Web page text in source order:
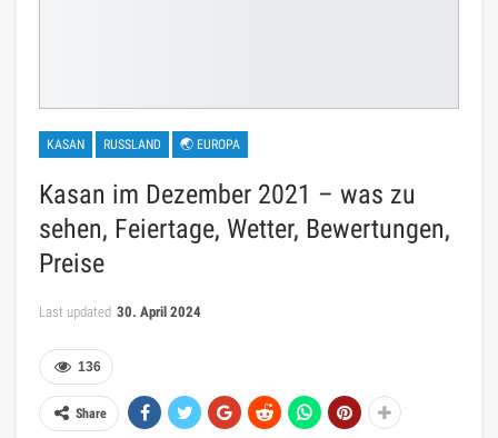
KASAN RUSSLAND 🌏 EUROPA
Kasan im Dezember 2021 – was zu
sehen, Feiertage, Wetter, Bewertungen,
Preise
Last updated 30. April 2024
136
Share